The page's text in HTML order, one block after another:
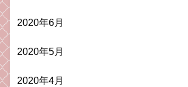
2020年6月
2020年5月
2020年4月